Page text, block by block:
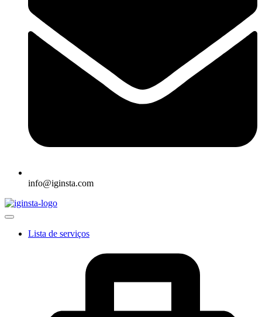
info@iginsta.com
Lista de serviços